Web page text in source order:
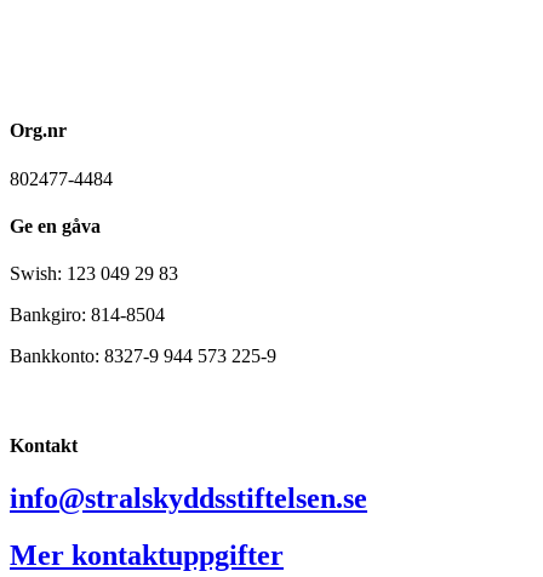
Org.nr
802477-4484
Ge en gåva
Swish: 123 049 29 83
Bankgiro: 814-8504
Bankkonto: 8327-9 944 573 225-9
Kontakt
info@stralskyddsstiftelsen.se
Mer kontaktuppgifter